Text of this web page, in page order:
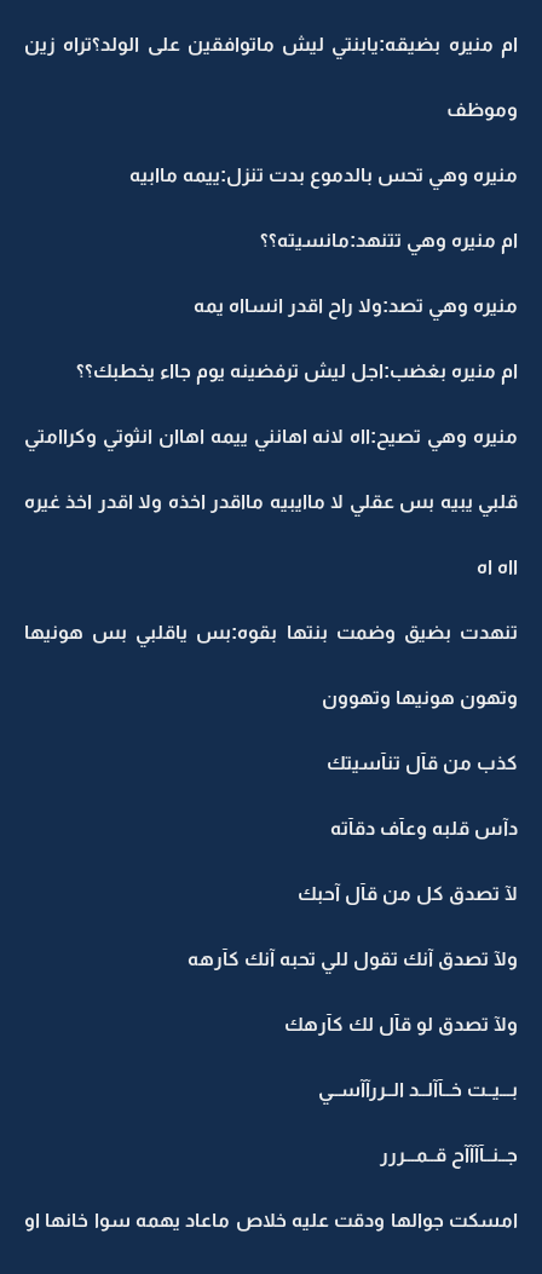
ام منيره بضيقه:يابنتي ليش ماتوافقين على الولد؟تراه زين
وموظف
منيره وهي تحس بالدموع بدت تنزل:ييمه ماابيه
ام منيره وهي تتنهد:مانسيته؟؟
منيره وهي تصد:ولا راح اقدر انسااه يمه
ام منيره بغضب:اجل ليش ترفضينه يوم جااء يخطبك؟؟
منيره وهي تصيح:ااه لانه اهانني ييمه اهاان انثوتي وكراامتي
قلبي يبيه بس عقلي لا ماايبيه مااقدر اخذه ولا اقدر اخذ غيره
ااه اه
تنهدت بضيق وضمت بنتها بقوه:بس ياقلبي بس هونيها
وتهون هونيها وتهوون
كذب من قآل تنآسيتك
دآس قلبه وعآف دقآته
لآ تصدق كل من قآل آحبك
ولآ تصدق آنك تقول للي تحبه آنك كآرهه
ولآ تصدق لو قآل لك كآرهك
بـــيــت خــآآلــد الــررآآســي
جــنــآآآآح قــمـــررر
امسكت جوالها ودقت عليه خلاص ماعاد يهمه سوا خانها او